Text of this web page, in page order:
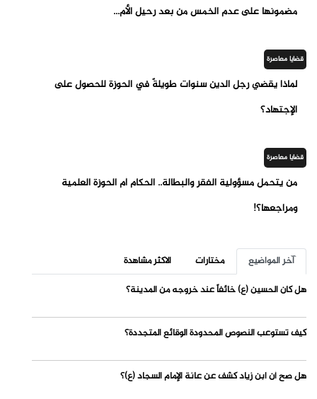
مضمونها على عدم الخمس من بعد رحيل الأم...
قضايا معاصرة
لماذا يقضي رجل الدين سنوات طويلةً في الحوزة للحصول على
الإجتهاد؟
قضايا معاصرة
من يتحمل مسؤولية الفقر والبطالة.. الحكام أم الحوزة العلمية
ومراجعها؟!
آخر المواضيع مختارات
الاكثر مشاهدة
هل كان الحسين (ع) خائفاً عند خروجه من المدينة؟
كيف تستوعب النصوص المحدودة الوقائع المتجددة؟
هل صح أن ابن زياد كشف عن عانة الإمام السجاد (ع)؟